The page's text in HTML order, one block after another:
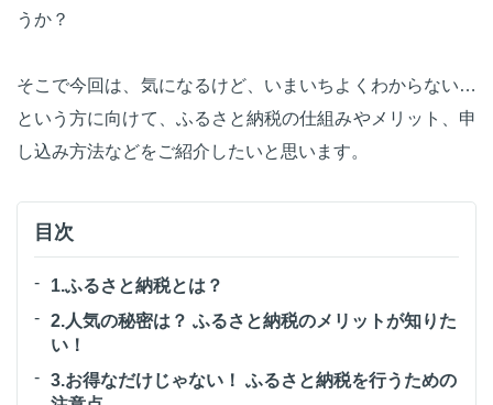
うか？
そこで今回は、気になるけど、いまいちよくわからない…
という方に向けて、ふるさと納税の仕組みやメリット、申
し込み方法などをご紹介したいと思います。
目次
1.ふるさと納税とは？
2.人気の秘密は？ ふるさと納税のメリットが知りた
い！
3.お得なだけじゃない！ ふるさと納税を行うための